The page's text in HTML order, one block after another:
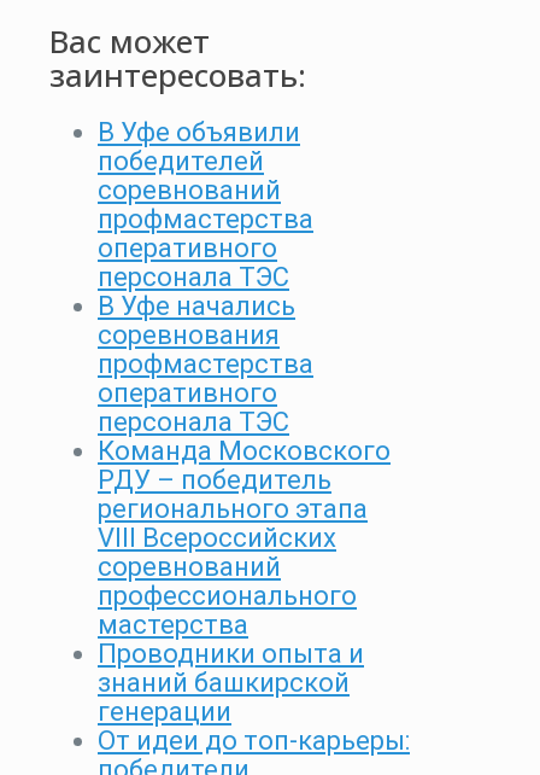
Вас может
заинтересовать:
В Уфе объявили
победителей
соревнований
профмастерства
оперативного
персонала ТЭС
В Уфе начались
соревнования
профмастерства
оперативного
персонала ТЭС
Команда Московского
РДУ – победитель
регионального этапа
VIII Всероссийских
соревнований
профессионального
мастерства
Проводники опыта и
знаний башкирской
генерации
От идеи до топ-карьеры: